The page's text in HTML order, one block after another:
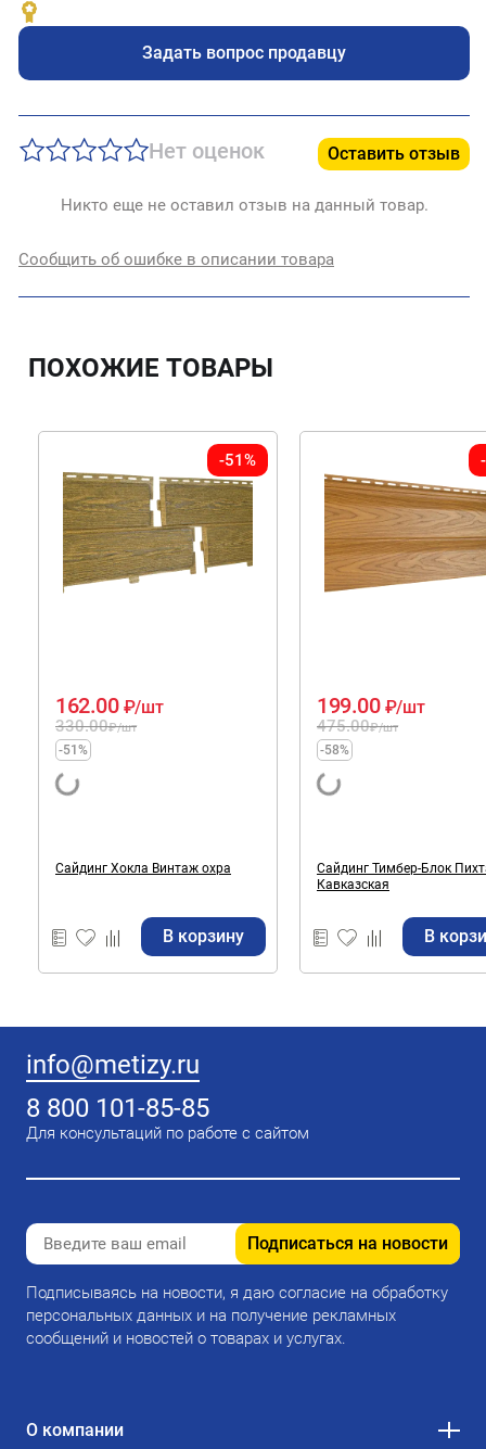
Задать вопрос продавцу
Нет оценок Оставить отзыв
Никто еще не оставил отзыв на данный товар.
Сообщить об ошибке в описании товара
ПОХОЖИЕ ТОВАРЫ
-51%
330.00₽/шт
162.00 ₽/шт
-51%
Сайдинг Хокла Винтаж охра
В корзину
475.00₽/шт
199.00 ₽/шт
-58%
Сайдинг Тимбер-Блок
Кавказская
В
info@metizy.ru
8 800 101-85-85
Для консультаций по работе с сайтом
Подписаться на новости
Подписываясь на новости, я даю согласие на обработку
персональных данных и на получение рекламных
сообщений и новостей о товарах и услугах.
О компании